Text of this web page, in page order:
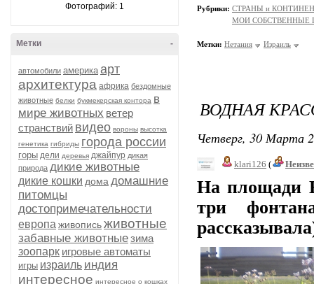
Фотографий: 1
-
Метки
автомобили америка арт
архитектура африка бездомные
животные белки букмекерская контора в
мире животных ветер
странствий видео вороны высотка
генетика гибриды города россии
горы дели деревья джайпур дикая
природа дикие животные
дикие кошки дома домашние
питомцы
достопримечательности
европа живописьживотные
забавные животныезима
зоопарк игровые автоматы
игры израиль индия
интересное интересное о кошках
Рубрики: СТРАНЫ и
МОИ СОБСТВЕННЫЕ
Метки: Нетания Израиль
ВОДНАЯ
Четверг, 30 Марта
klari126 (
На площади
три